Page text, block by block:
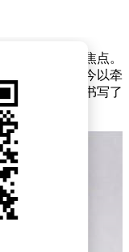
态成为公众焦点。
的女演员，如今以牵
尔国际犬展上书写了